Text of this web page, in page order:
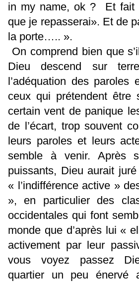
in my name, ok ? Et fait
que je repasserai». Et de
la porte….. ».
On comprend bien que
Dieu descend sur
l’adéquation des paroles
ceux qui prétendent être
certain vent de panique
de l’écart, trop souvent
leurs paroles et leurs
semble à venir. Après
puissants, Dieu aurait
« l’indifférence active »
», en particulier des
occidentales qui font
monde que d’après lui «
activement par leur
vous voyez passez
quartier un peu énervé